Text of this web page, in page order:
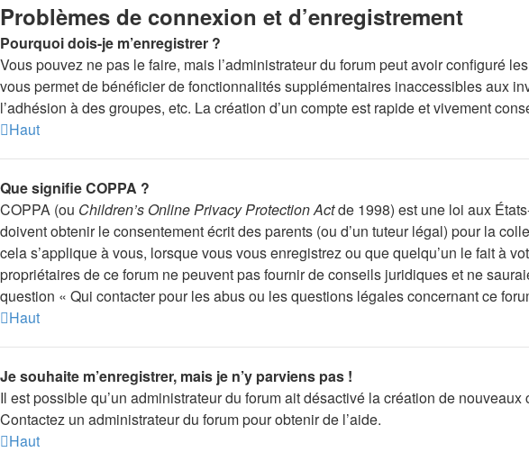
Problèmes de connexion et d’enregistrement
Pourquoi dois-je m’enregistrer ?
Vous pouvez ne pas le faire, mais l’administrateur du forum peut avoir configuré
vous permet de bénéficier de fonctionnalités supplémentaires inaccessibles aux
l’adhésion à des groupes, etc. La création d’un compte est rapide et vivement
Haut
Que signifie COPPA ?
COPPA (ou Children’s Online Privacy Protection Actde 1998) est une loi aux
doivent obtenir le consentement écrit des parents (ou d’un tuteur légal) pour la
cela s’applique à vous, lorsque vous vous enregistrez ou que quelqu’un le fait à
propriétaires de ce forum ne peuvent pas fournir de conseils juridiques et ne
question « Qui contacter pour les abus ou les questions légales concernant ce
Haut
Je souhaite m’enregistrer, mais je n’y parviens pas !
Il est possible qu’un administrateur du forum ait désactivé la création de
Contactez un administrateur du forum pour obtenir de l’aide.
Haut